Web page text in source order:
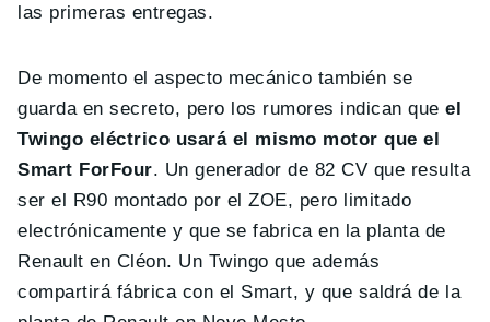
las primeras entregas.
De momento el aspecto mecánico también se
guarda en secreto, pero los rumores indican queel
Twingo eléctrico usará el mismo motor que el
Smart ForFour. Un generador de 82 CV que resulta
ser el R90 montado por el ZOE, pero limitado
electrónicamente y que se fabrica en la planta de
Renault en Cléon. Un Twingo que además
compartirá fábrica con el Smart, y que saldrá de la